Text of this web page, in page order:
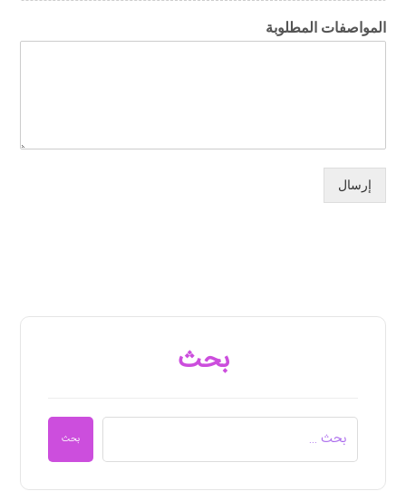
المواصفات المطلوبة
إرسال
بحث
بحث